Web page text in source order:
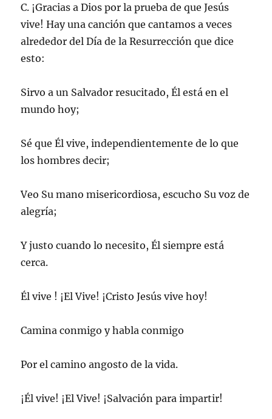
C. ¡Gracias a Dios por la prueba de que Jesús
vive! Hay una canción que cantamos a veces
alrededor del Día de la Resurrección que dice
esto:
Sirvo a un Salvador resucitado, Él está en el
mundo hoy;
Sé que Él vive, independientemente de lo que
los hombres decir;
Veo Su mano misericordiosa, escucho Su voz de
alegría;
Y justo cuando lo necesito, Él siempre está
cerca.
Él vive ! ¡El Vive! ¡Cristo Jesús vive hoy!
Camina conmigo y habla conmigo
Por el camino angosto de la vida.
¡Él vive! ¡El Vive! ¡Salvación para impartir!